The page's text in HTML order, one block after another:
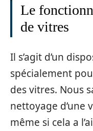
Le
de vitres
Il s’agit d’un
spécialement
des vitres. Nous
nettoyage d’une
même si cela a